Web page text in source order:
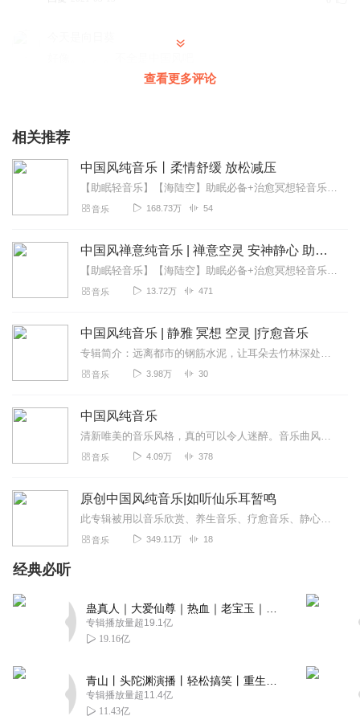
查看更多评论
相关推荐
中国风纯音乐丨柔情舒缓 放松减压
【助眠轻音乐】【海陆空】助眠必备+治愈冥想轻音乐【大自然白噪音】静心助眠+减压催眠【听自然的音乐助你入眠】助眠古风音乐《中国风纯音乐》以安静，柔美，古香古色的意...
音乐 168.73万 54
中国风禅意纯音乐 | 禅意空灵 安神静心 助眠放松
【助眠轻音乐】【海陆空】助眠必备+治愈冥想轻音乐【大自然白噪音】静心助眠+减压催眠【听自然的音乐助你入眠】助眠古风音乐【中国风】【禅意】【纯音乐】【禅意空灵】【...
音乐 13.72万 471
中国风纯音乐 | 静雅 冥想 空灵 |疗愈音乐
专辑简介：远离都市的钢筋水泥，让耳朵去竹林深处深呼吸。本专辑精选多首疗愈系中国风纯音乐，以舒缓的节奏与空灵的音色，为您搭建一个冥想、阅读或助眠的精神庇护所。清脆...
音乐 3.98万 30
中国风纯音乐
清新唯美的音乐风格，真的可以令人迷醉。音乐曲风感性多情，动人契心；惬意悠闲，扣人心弦……所有收录的乐曲为最受欢迎的中国风纯音乐，其中既有民间乐器自然古朴的原音与...
音乐 4.09万 378
原创中国风纯音乐|如听仙乐耳暂鸣
此专辑被用以音乐欣赏、养生音乐、疗愈音乐、静心音乐、书房音乐。中国音乐追求“清、静、淡、远”的意境，旋律优美的音乐能修身养性、让身...
音乐 349.11万 18
经典必听
专辑播放量超19.1亿
19.16亿
专辑播放量超11.4亿
11.43亿